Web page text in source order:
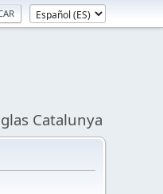
Catalunya